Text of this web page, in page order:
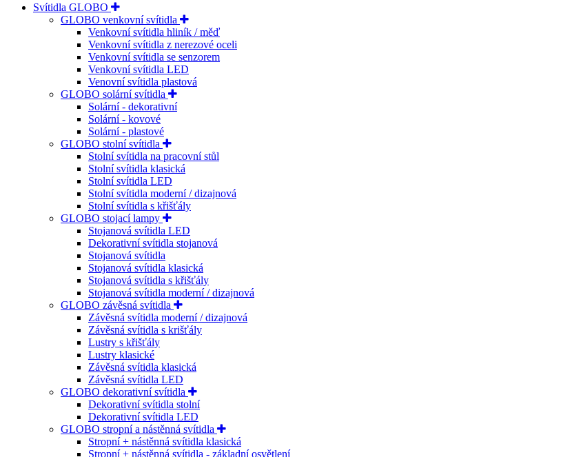
Svítidla GLOBO
GLOBO venkovní svítidla
Venkovní svítidla hliník / měď
Venkovní svítidla z nerezové oceli
Venkovní svítidla se senzorem
Venkovní svítidla LED
Venovní svítidla plastová
GLOBO solární svítidla
Solární - dekorativní
Solární - kovové
Solární - plastové
GLOBO stolní svítidla
Stolní svítidla na pracovní stůl
Stolní svítidla klasická
Stolní svítidla LED
Stolní svítidla moderní / dizajnová
Stolní svítidla s křišťály
GLOBO stojací lampy
Stojanová svítidla LED
Dekorativní svítidla stojanová
Stojanová svítidla
Stojanová svítidla klasická
Stojanová svítidla s křišťály
Stojanová svítidla moderní / dizajnová
GLOBO závěsná svítidla
Závěsná svítidla moderní / dizajnová
Závěsná svítidla s krišťály
Lustry s křišťály
Lustry klasické
Závěsná svítidla klasická
Závěsná svítidla LED
GLOBO dekorativní svítidla
Dekorativní svítidla stolní
Dekorativní svítidla LED
GLOBO stropní a nástěnná svítidla
Stropní + nástěnná svítidla klasická
Stropní + nástěnná svítidla - základní osvětlení